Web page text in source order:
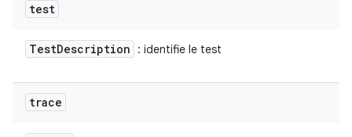
test
TestDescription : identifie le test
trace